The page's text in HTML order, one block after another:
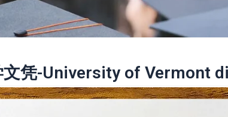
文凭-University of Vermont